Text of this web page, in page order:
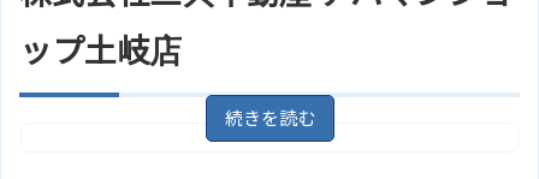
ホームページ おうちプラザ 石黒商事 株式会社
土岐営業所のサイトはこちら
ップ土岐店